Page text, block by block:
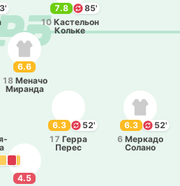
7.8
85'
10 Ка­сте­льон
Кольке
4.5
6.3
52'
17 Герра
Перес
6.3
52'
6 Ме­рка­до
Солано
6.6
18 Меначо
Ми­ра­нда